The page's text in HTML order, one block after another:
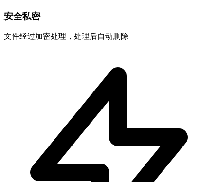
安全私密
文件经过加密处理，处理后自动删除